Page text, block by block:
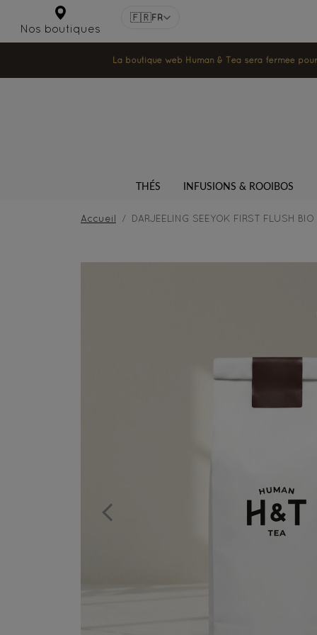
Nos boutiques
🇫🇷FR
La boutique web Human & Tea sera fermée
THÉS INFUSIONS & ROOIBOS
Accueil DARJEELING SEEYOK FIRST FLUSH
Previous